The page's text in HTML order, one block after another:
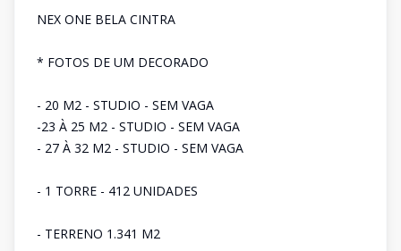
NEX ONE BELA CINTRA
* FOTOS DE UM DECORADO
- 20 M2 - STUDIO - SEM VAGA
-23 À 25 M2 - STUDIO - SEM VAGA
- 27 À 32 M2 - STUDIO - SEM VAGA
- 1 TORRE - 412 UNIDADES
- TERRENO 1.341 M2